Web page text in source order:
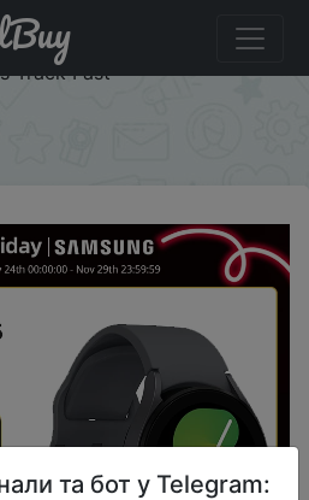
Galaxy Watch 5 40mm
AMOLED Blood Pressure
Track Fast
та бот у Telegram: